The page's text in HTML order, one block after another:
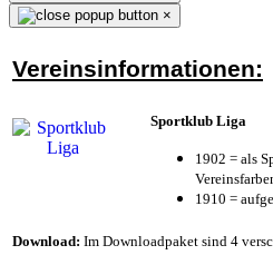
×
Vereinsinformationen:
Sportklub Liga
1902 = als
1910 =
Download: Im Downloadpaket sind 4